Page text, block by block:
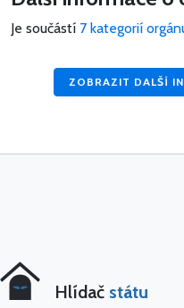
Je součástí 7 kategorií
ZOBRAZIT DALŠÍ
Hlídač státu